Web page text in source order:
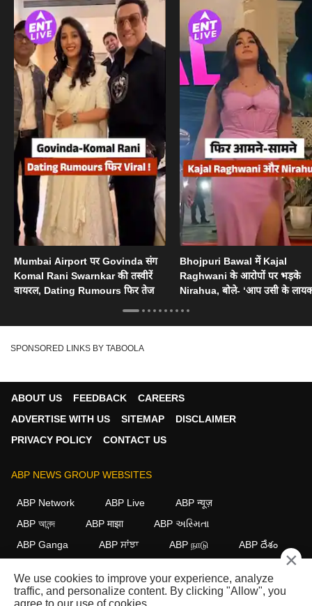
Mumbai Airport पर Govinda संग
Komal Rani Swarnkar की तस्वीरें
वायरल, Dating Rumours फिर तेज
Bhojpuri Bawal में Kajal
Raghwani के आरोपों पर भड़के
Nirahua, बोले- ‘आप उसी के लायक
SPONSORED LINKS BY TABOOLA
ABOUT US FEEDBACK
CAREERS
ADVERTISE WITH US
SITEMAP
DISCLAIMER
PRIVACY POLICY
CONTACT US
ABP NEWS GROUP WEBSITES
ABP Network ABP Live
ABP न्यूज़
ABP আনন্দ
ABP माझा
ABP અસ્મિતા
ABP Ganga
ABP ਸਾਂਝਾ ABP நாடு ABP దేశం
FOLLOW US
×
We use cookies to improve your experience, analyze
traffic, and personalize content. By clicking "Allow", you
agree to our use of cookies.